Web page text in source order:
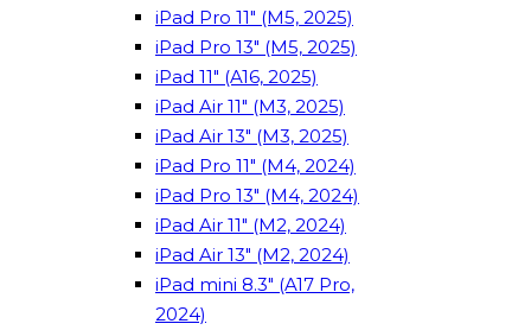
iPad Pro 11" (M5, 2025)
iPad Pro 13" (M5, 2025)
iPad 11" (A16, 2025)
iPad Air 11" (M3, 2025)
iPad Air 13" (M3, 2025)
iPad Pro 11" (M4, 2024)
iPad Pro 13" (M4, 2024)
iPad Air 11" (M2, 2024)
iPad Air 13" (M2, 2024)
iPad mini 8.3" (A17 Pro,
2024)